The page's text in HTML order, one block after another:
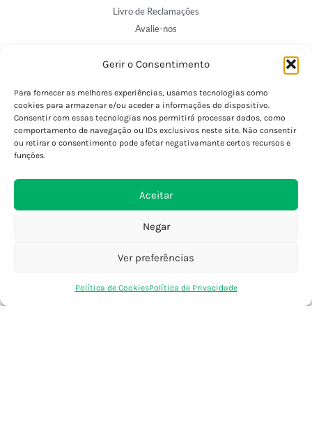
Gerir o Consentimento
Para fornecer as melhores experiências, usamos tecnologias como
cookies para armazenar e/ou aceder a informações do dispositivo.
Consentir com essas tecnologias nos permitirá processar dados, como
comportamento de navegação ou IDs exclusivos neste site. Não consentir
ou retirar o consentimento pode afetar negativamante certos recursos e
funções.
Aceitar
Negar
Ver preferências
Política de CookiesPolítica de Privacidade
Livro de Reclamações
Avalie-nos
Porto - Trindade
Porto - Boavista
Porto - Foz
Porto - S. João
Barcelos
SAIBA MAIS
Declaração de Acessibilidade
Termos e Condições